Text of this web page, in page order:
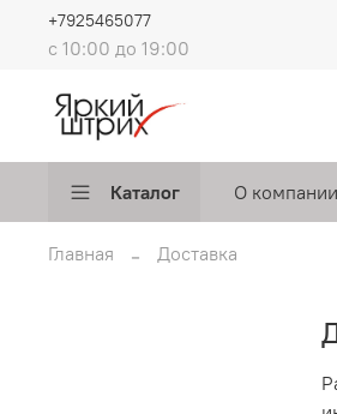
с 10:00 до 19:00
+7925465077
Каталог О компании
Главная Доставка